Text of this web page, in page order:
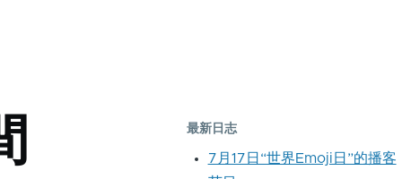
最新日志
7月17日“世界Emoji日”的播客